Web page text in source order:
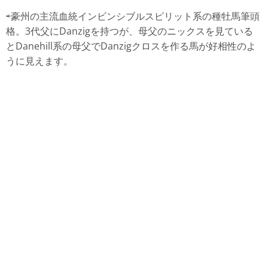
⇨豪州の主流血統インビンシブルスピリット系の種牡馬筆頭
格。3代父にDanzigを持つが、母父のニックスを見ている
とDanehill系の母父でDanzigクロスを作る馬が好相性のよ
うに見えます。